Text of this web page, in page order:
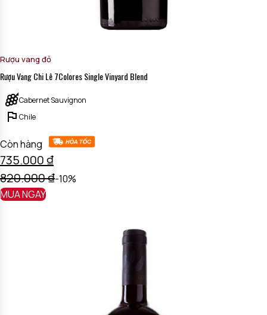
Rượu vang đỏ
Rượu Vang Chi Lê 7Colores Single Vinyard Blend
Cabernet Sauvignon
Chile
Còn hàng
735.000₫
820.000₫-10%
MUA NGAY